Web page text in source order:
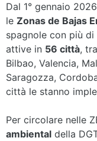
Dal 1° gennaio
le Zonas de Bajas
spagnole con più
attive in 56 città,
Bilbao, Valencia,
Saragozza,
città le stanno
Per circolare nelle
ambiental della